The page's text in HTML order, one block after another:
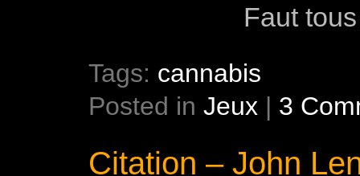
Faut
Tags: cannabis
Posted in Jeux | 3
Citation – John